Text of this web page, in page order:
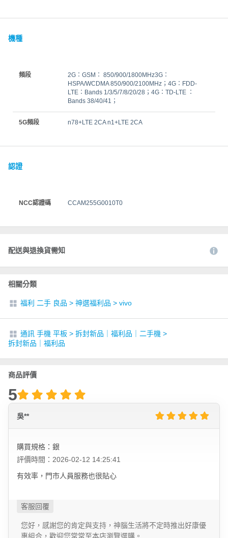
機種
頻段
2G：GSM： 850/900/1800MHz3G：
HSPA/WCDMA 850/900/2100MHz；4G：FDD-
LTE：Bands 1/3/5/7/8/20/28；4G：TD-LTE ：
Bands 38/40/41；
5G頻段 n78+LTE 2CA n1+LTE 2CA
認證
NCC認證碼 CCAM255G0010T0
配送與退換貨需知
相關分類
福利 二手 良品 > 神選福利品 > vivo
通訊 手機 平板 > 拆封新品｜福利品｜二手機 >
拆封新品｜福利品
商品評價
5
吳**
購買規格：銀
評價時間：2026-02-12 14:25:41
有效率，門市人員服務也很貼心
您好，感謝您的肯定與支持，神腦生活將不定時推出好康優
惠組合，歡迎您常常至本店瀏覽選購。